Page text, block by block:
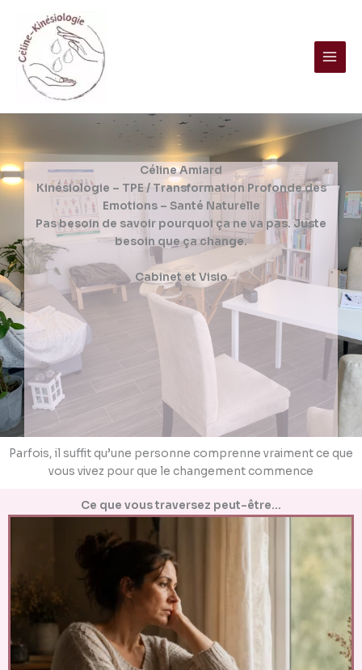
contenu
Céline Amiard
Kinésiologie – TPE / Transformation Profonde des
Emotions – Santé Naturelle
Pas besoin de savoir pourquoi ça ne va pas. Juste
besoin que ça change.
Cabinet et Visio
Parfois, il suffit qu’une personne comprenne vraiment ce que
vous vivez pour que le changement commence
Ce que vous traversez peut-être…